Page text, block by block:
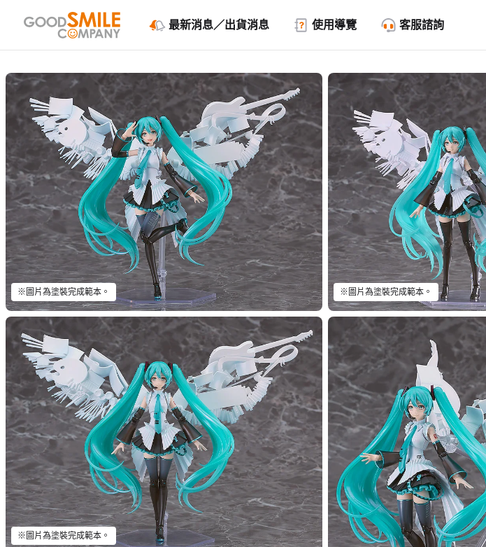
最新消息／出貨消息 使用導覽 客服諮詢
※圖片為塗裝完成範本。 ※圖片為塗裝完成範本。
※圖片為塗裝完成範本。